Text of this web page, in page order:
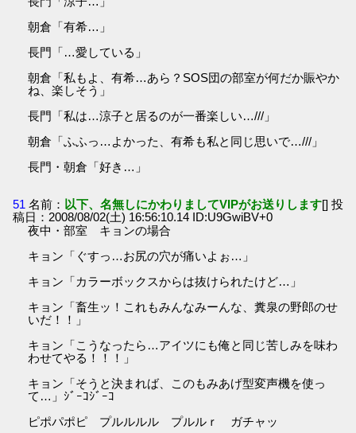
朝倉「有希…」
長門「…愛している」
朝倉「私もよ、有希…あら？SOS団の部室が何だか賑やか
ね、楽しそう」
長門「私は…涼子と居るのが一番楽しい…///」
朝倉「ふふっ…よかった、有希も私と同じ思いで…///」
長門・朝倉「好き…」
51 名前： 以下、名無しにかわりましてVIPがお送りします[] 投
稿日：2008/08/02(土) 16:56:10.14 ID:U9GwiBV+0
夜中・部室 キョンの場合
キョン「ぐすっ…お尻の穴が痛いよぉ…」
キョン「カラーボックスからは抜けられたけど…」
キョン「畜生ッ！これもみんなみーんな、糞泉の野郎のせ
いだ！！」
キョン「こうなったら…アイツにも俺と同じ苦しみを味わ
わせてやる！！！」
キョン「そうと決まれば、このもみあげ型変声機を使っ
て…」ｼﾞｰｺｼﾞｰｺ
ピポパポピ プルルルル プルルｒ ガチャッ